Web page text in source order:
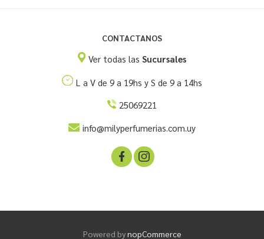
CONTACTANOS
Ver todas las Sucursales
L a V de 9 a 19hs y S de 9 a 14hs
25069221
info@milyperfumerias.com.uy
Powered bynopCommerce